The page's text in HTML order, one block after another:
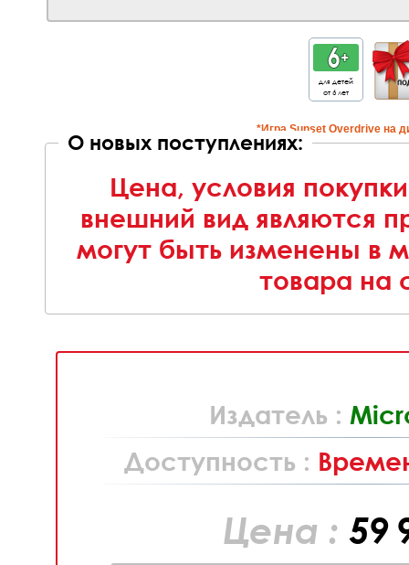
для детей
от 6 лет
*Игра Sunset Overdrive на
О новых поступлениях:
Цена, условия
внешний вид являются
могут быть изменены в
товара на
Издатель :
Доступность :
Цена : 59